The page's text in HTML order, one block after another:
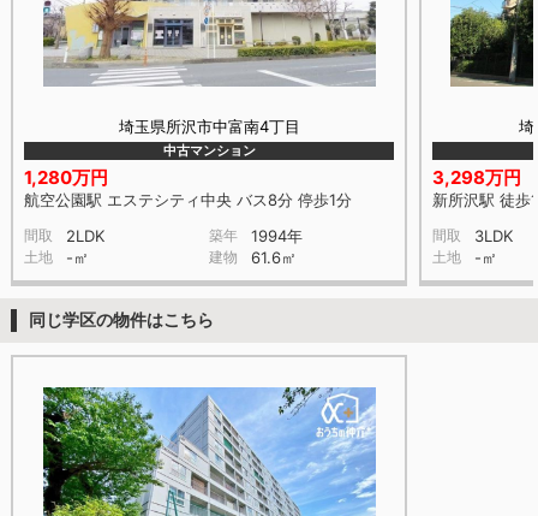
埼玉県所沢市中富南4丁目
中古マンション
1,280万円
航空公園駅 エステシティ中央 バス8分 停歩1分
間取 2LDK 築年 1994年
土地 -㎡ 建物 61.6㎡
埼
3,298万円
新所沢駅 徒歩
間取 3LDK
土地 -㎡
同じ学区の物件はこちら